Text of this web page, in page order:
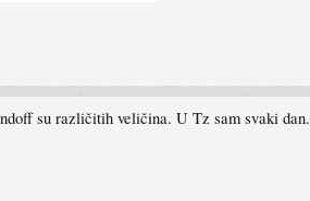
su različitih veličina. U Tz sam svaki dan.